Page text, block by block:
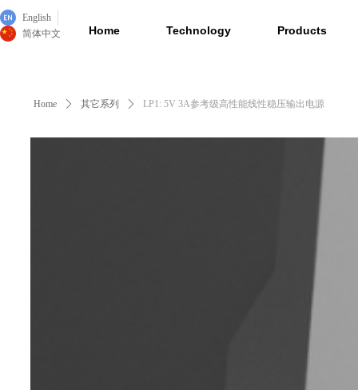
Home Technology Products
English
简体中文
Home ꄲ 其它系列 ꄲ LP1: 5V 3A参考级高性能线性稳压输出电源